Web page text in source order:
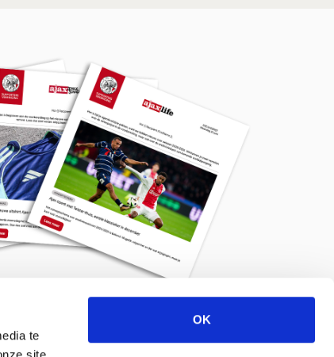
te
OK
Meld je aan voor de nieuwsbrief